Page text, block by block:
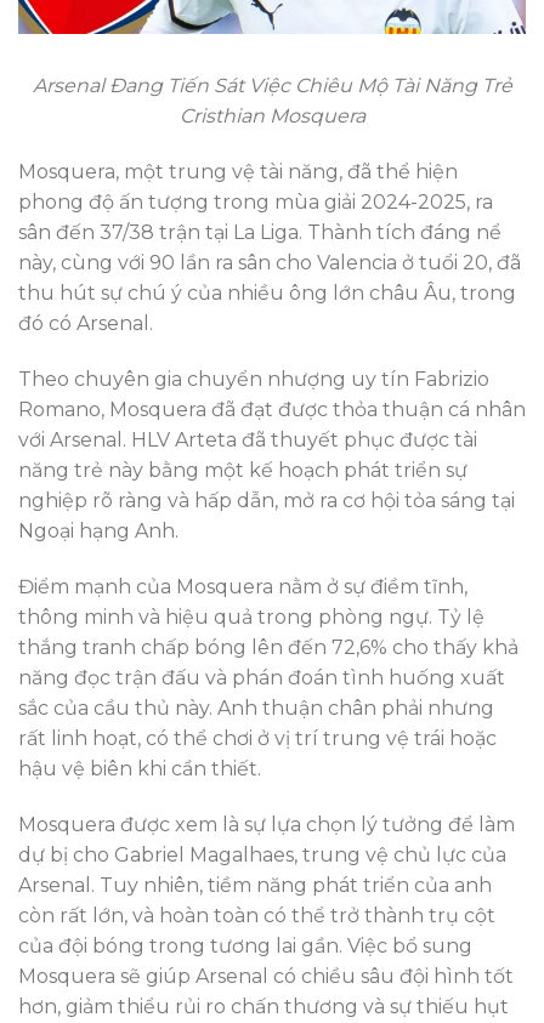
Arsenal Đang Tiến Sát Việc Chiêu Mộ Tài Năng Trẻ
Cristhian Mosquera
Mosquera, một trung vệ tài năng, đã thể hiện
phong độ ấn tượng trong mùa giải 2024-2025, ra
sân đến 37/38 trận tại La Liga. Thành tích đáng nể
này, cùng với 90 lần ra sân cho Valencia ở tuổi 20, đã
thu hút sự chú ý của nhiều ông lớn châu Âu, trong
đó có Arsenal.
Theo chuyên gia chuyển nhượng uy tín Fabrizio
Romano, Mosquera đã đạt được thỏa thuận cá nhân
với Arsenal. HLV Arteta đã thuyết phục được tài
năng trẻ này bằng một kế hoạch phát triển sự
nghiệp rõ ràng và hấp dẫn, mở ra cơ hội tỏa sáng tại
Ngoại hạng Anh.
Điểm mạnh của Mosquera nằm ở sự điềm tĩnh,
thông minh và hiệu quả trong phòng ngự. Tỷ lệ
thắng tranh chấp bóng lên đến 72,6% cho thấy khả
năng đọc trận đấu và phán đoán tình huống xuất
sắc của cầu thủ này. Anh thuận chân phải nhưng
rất linh hoạt, có thể chơi ở vị trí trung vệ trái hoặc
hậu vệ biên khi cần thiết.
Mosquera được xem là sự lựa chọn lý tưởng để làm
dự bị cho Gabriel Magalhaes, trung vệ chủ lực của
Arsenal. Tuy nhiên, tiềm năng phát triển của anh
còn rất lớn, và hoàn toàn có thể trở thành trụ cột
của đội bóng trong tương lai gần. Việc bổ sung
Mosquera sẽ giúp Arsenal có chiều sâu đội hình tốt
hơn, giảm thiểu rủi ro chấn thương và sự thiếu hụt